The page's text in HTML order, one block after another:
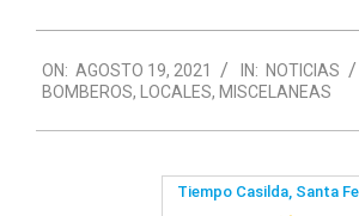
08-
19
ON: AGOSTO 19, 2021 IN: NOTICIAS
BOMBEROS, LOCALES, MISCELANEAS